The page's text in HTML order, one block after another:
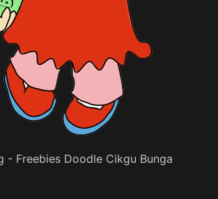
- Freebies Doodle Cikgu Bunga